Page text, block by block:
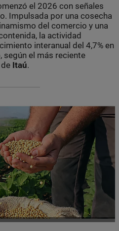
el 2026 con señales
Impulsada por una cosecha
del comercio y una
la actividad
interanual del 4,7% en
según el más reciente
Itaú.